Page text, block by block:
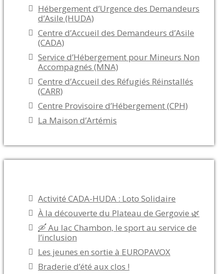
Hébergement d’Urgence des Demandeurs
d’Asile (HUDA)
Centre d’Accueil des Demandeurs d’Asile
(CADA)
Service d’Hébergement pour Mineurs Non
Accompagnés (MNA)
Centre d’Accueil des Réfugiés Réinstallés
(CARR)
Centre Provisoire d’Hébergement (CPH)
La Maison d’Artémis
Activité CADA-HUDA : Loto Solidaire
À la découverte du Plateau de Gergovie 🌿
🛶 Au lac Chambon, le sport au service de
l’inclusion
Les jeunes en sortie à EUROPAVOX
Braderie d’été aux clos !